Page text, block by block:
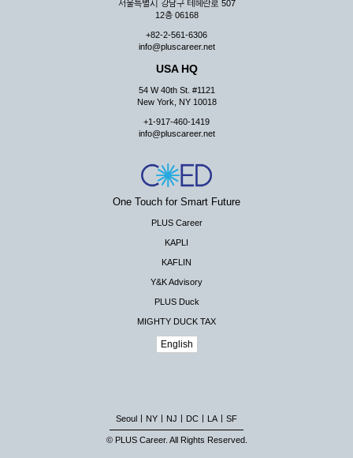
서울특별시 강남구 테헤란로 507
12층 06168
+82-2-561-6306
info@pluscareer.net
USA HQ
54 W 40th St. #1121
New York, NY 10018
+1-917-460-1419
info@pluscareer.net
One Touch for Smart Future
PLUS Career
KAPLI
KAFLIN
Y&K Advisory
PLUS Duck
MIGHTY DUCK TAX
English
Seoul NY NJ DC LA SF
© PLUS Career. All Rights Reserved.